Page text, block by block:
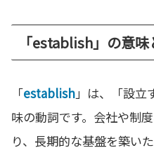
「establish」の意
「establish」は、「設立
味の動詞です。会社や制
り、長期的な基盤を築い